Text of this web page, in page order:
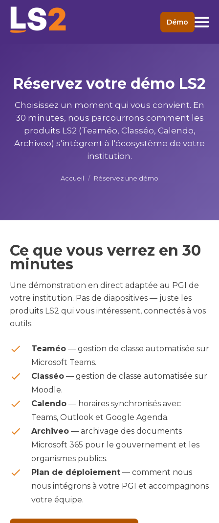
Démo
Réservez votre démo LS2
Choisissez un moment qui vous convient. En
30 minutes, nous parcourrons comment les
produits LS2 (Teaméo, Classéo, Calendo,
Archiveo) s'intègrent à l'écosystème de votre
institution.
Accueil / Réservez une démo
Ce que vous verrez en 30
minutes
Une démonstration en direct adaptée au PGI de
votre institution. Pas de diapositives — juste les
produits LS2 qui vous intéressent, connectés à vos
outils.
Teaméo — gestion de classe automatisée sur
Microsoft Teams.
Classéo — gestion de classe automatisée sur
Moodle.
Calendo — horaires synchronisés avec
Teams, Outlook et Google Agenda.
Archiveo — archivage des documents
Microsoft 365 pour le gouvernement et les
organismes publics.
Plan de déploiement — comment nous
nous intégrons à votre PGI et accompagnons
votre équipe.